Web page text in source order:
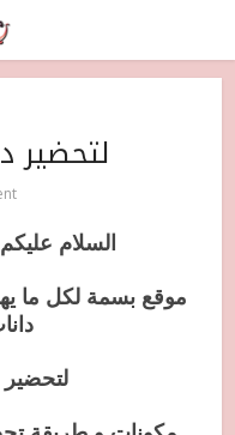
لتحضير
السلام
موقع بسمة لكل ما
لتحضير